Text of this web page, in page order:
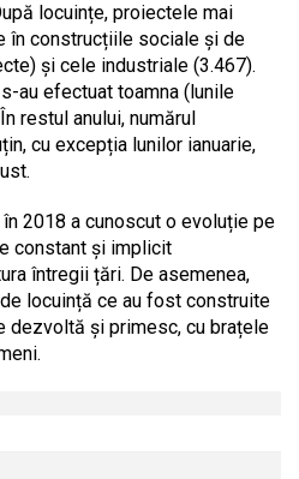
locuințe, proiectele mai
în construcțiile sociale și de
și cele industriale (3.467).
au efectuat toamna (lunile
restul anului, numărul
cu excepția lunilor ianuarie,
2018 a cunoscut o evoluție pe
constant și implicit
întregii țări. De asemenea,
locuință ce au fost construite
dezvoltă și primesc, cu brațele